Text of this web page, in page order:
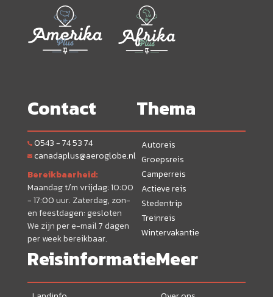
Contact
0543 - 74 53 74
canadaplus@aeroglobe.nl
Bereikbaarheid:
Maandag t/m vrijdag: 10:00
- 17:00 uur. Zaterdag, zon-
en feestdagen: gesloten
We zijn per e-mail 7 dagen
per week bereikbaar.
Thema
Autoreis
Groepsreis
Camperreis
Actieve reis
Stedentrip
Treinreis
Wintervakantie
ReisinformatieMeer